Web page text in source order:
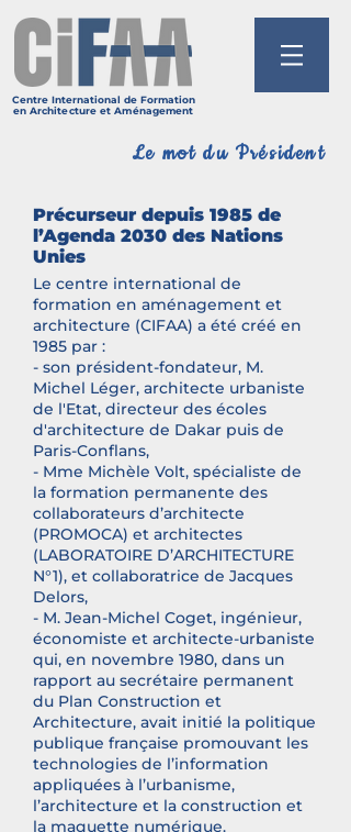
Centre International de Formation
en Architecture etAménagement
Le mot du Président
Précurseur depuis 1985 de
l’Agenda 2030 des Nations
Unies
Le centre international de
formation en aménagement et
architecture (CIFAA) a été créé en
1985 par :
- son président-fondateur, M.
Michel Léger, architecte urbaniste
de l'Etat, directeur des écoles
d'architecture de Dakar puis de
Paris-Conflans,
- Mme Michèle Volt, spécialiste de
la formation permanente des
collaborateurs d’architecte
(PROMOCA) et architectes
(LABORATOIRE D’ARCHITECTURE
N°1), et collaboratrice de Jacques
Delors,
- M. Jean-Michel Coget, ingénieur,
économiste et architecte-urbaniste
qui, en novembre 1980, dans un
rapport au secrétaire permanent
du Plan Construction et
Architecture, avait initié la politique
publique française promouvant les
technologies de l’information
appliquées à l’urbanisme,
l’architecture et la construction et
la maquette numérique.